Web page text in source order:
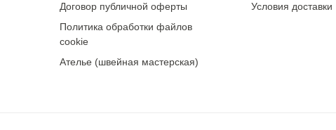
Договор публичной оферты
Политика обработки файлов
cookie
Ателье (швейная мастерская)
Условия доставки